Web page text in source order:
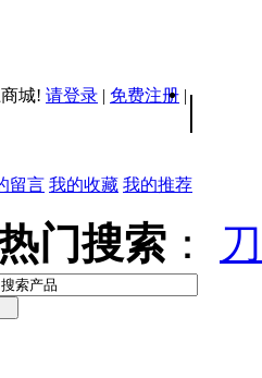
城! 请登录 | 免费注册 | |
留言 我的收藏 我的推荐
门搜索 ：